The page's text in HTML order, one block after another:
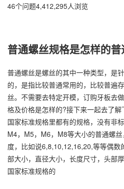
46个问题4,412,295人浏览
普通螺丝规格是怎样的
普通螺丝是螺丝的其中一种类型，是
的，是指比较普通常用的，比较普遍
丝。不需要去特定开模，订购牙板去
格及价格是怎样的?接下来一起去了
国家标准规格里都有的规格，没有非
M4，M5，M6，M8等大小的普通螺
度，比如说6,8,10,12,16,20,等等偶数
部大小，直径大小，长度尺寸，头部
国家标准规格的